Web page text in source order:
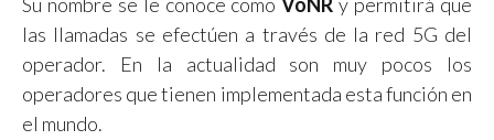
las llamadas se efectúen a través de la red 5G del
operador. En la actualidad son muy pocos los
operadores que tienen implementada esta función en
el mundo.